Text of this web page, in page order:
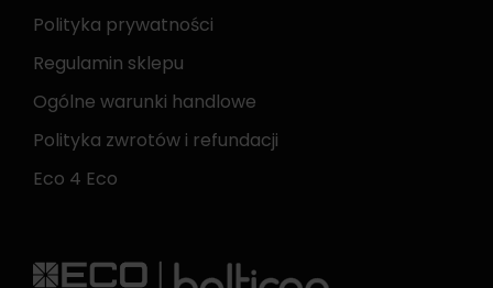
Polityka prywatności
Regulamin sklepu
Ogólne warunki handlowe
Polityka zwrotów i refundacji
Eco 4 Eco